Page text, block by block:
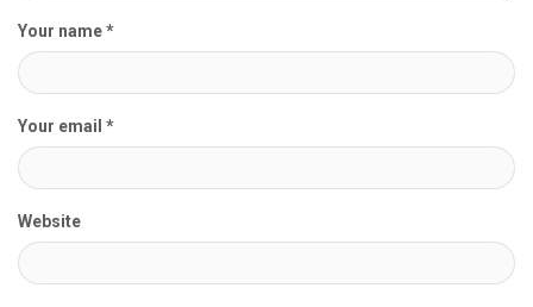
Your name *
Your email *
Website